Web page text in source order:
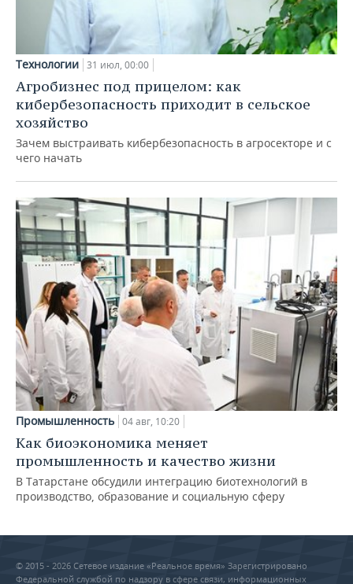
Технологии 31 июл, 00:00
Агробизнес под прицелом: как
кибербезопасность приходит в сельское
хозяйство
Зачем выстраивать кибербезопасность в агросекторе и с
чего начать
Промышленность 04 авг, 10:20
Как биоэкономика меняет
промышленность и качество жизни
В Татарстане обсудили интеграцию биотехнологий в
производство, образование и социальную сферу
© 2015 - 2026 Сетевое издание «Реальное время» Зарегистрировано
Федеральной службой по надзору в сфере связи, информационных